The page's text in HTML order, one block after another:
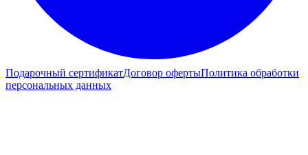
Подарочный сертификатДоговор офертыПолитика обработки
персональных данных